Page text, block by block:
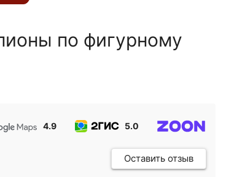
по фигурному
4.9 5.0
Оставить отзыв